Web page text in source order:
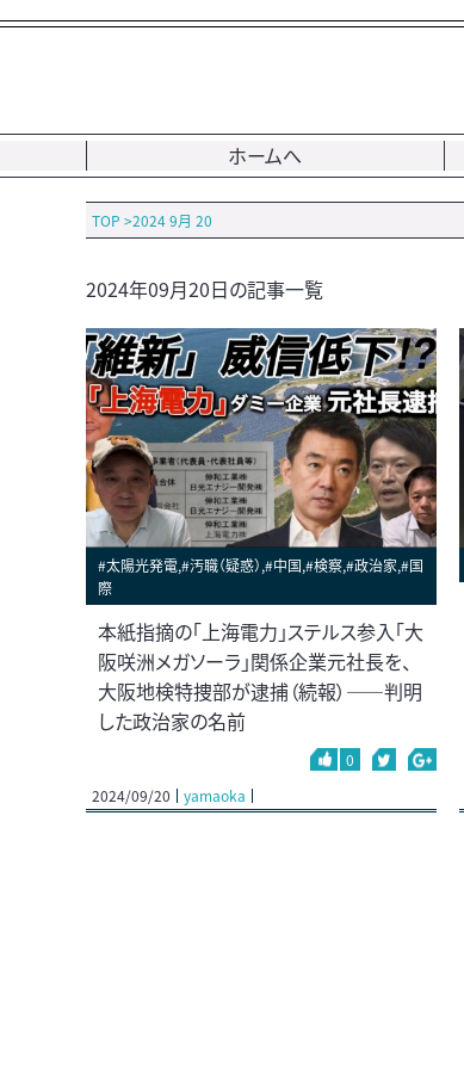
ホームへ
TOP >2024 9月 20
2024年09月20日の記事一覧
#太陽光発電,#汚職（疑惑）,#中国,#検察,#政治家,#国
際
本紙指摘の「上海電力」ステルス参入「大
阪咲洲メガソーラ」関係企業元社長を、
大阪地検特捜部が逮捕（続報）――判明
した政治家の名前
0
2024/09/20
yamaoka